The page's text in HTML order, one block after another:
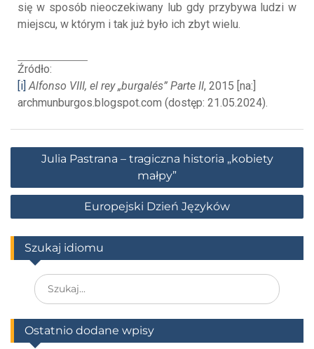
się w sposób nieoczekiwany lub gdy przybywa ludzi w
miejscu, w którym i tak już było ich zbyt wielu.
Źródło:
[i] Alfonso VIII, el rey „burgalés” Parte II, 2015 [na:]
archmunburgos.blogspot.com (dostęp: 21.05.2024).
Julia Pastrana – tragiczna historia „kobiety
małpy”
Europejski Dzień Języków
Szukaj idiomu
Ostatnio dodane wpisy